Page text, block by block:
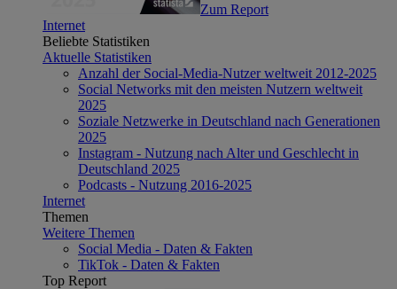
Zum Report
Internet
Beliebte Statistiken
Aktuelle Statistiken
Anzahl der Social-Media-Nutzer weltweit 2012-2025
Social Networks mit den meisten Nutzern weltweit
2025
Soziale Netzwerke in Deutschland nach Generationen
2025
Instagram - Nutzung nach Alter und Geschlecht in
Deutschland 2025
Podcasts - Nutzung 2016-2025
Internet
Themen
Weitere Themen
Social Media - Daten & Fakten
TikTok - Daten & Fakten
Top Report